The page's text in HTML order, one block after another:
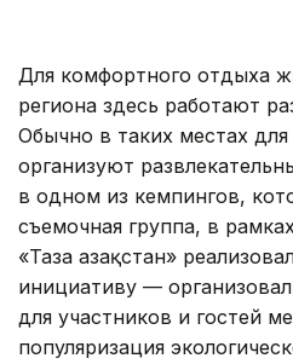
Для комфортного отдыха
региона здесь работают
Обычно в таких местах для
организуют
в одном из кемпингов,
съемочная группа, в
«Таза Қазақстан»
инициативу —
для участников и гостей
популяризация